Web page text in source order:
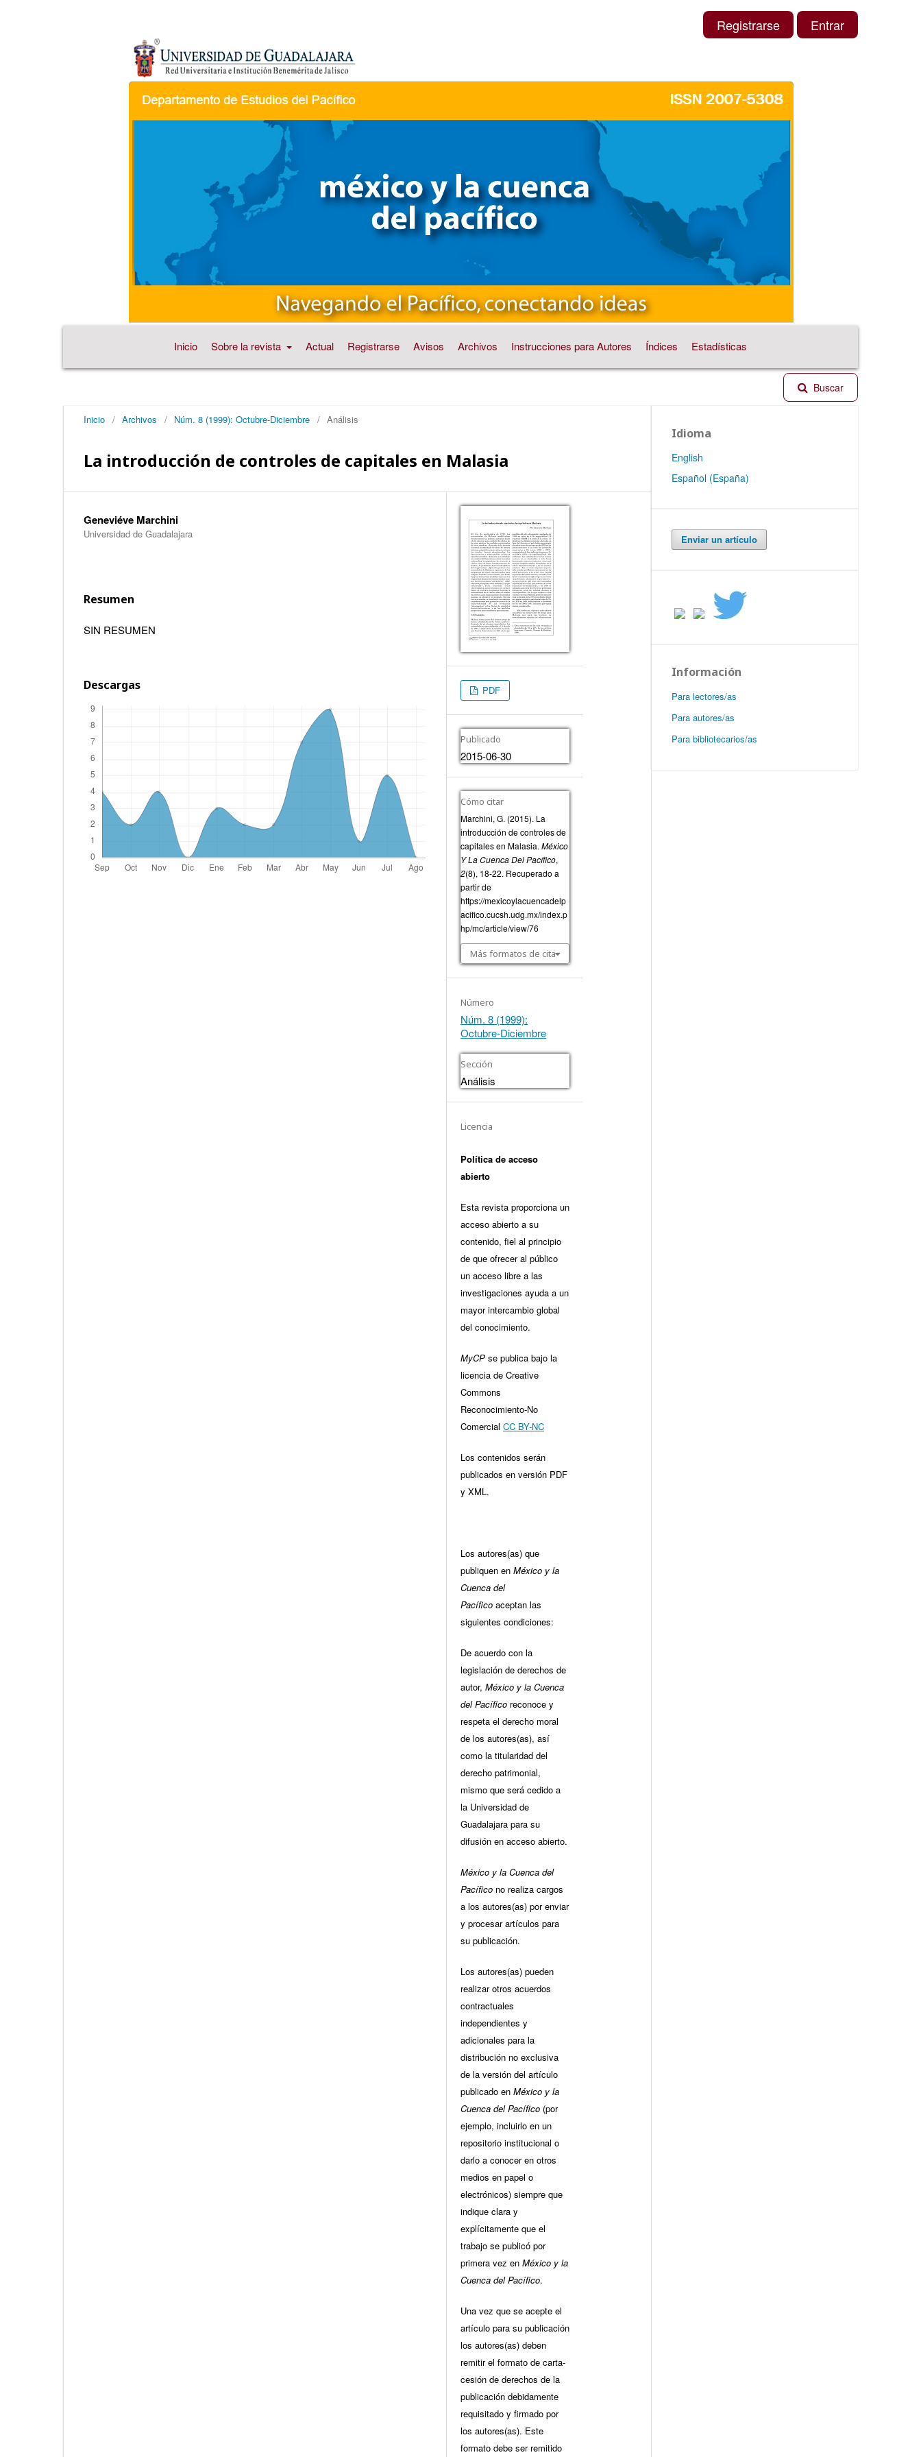
Inicio Sobre la revista Actual Registrarse Avisos Archivos Instrucciones para Autores Índices Estadísticas
Buscar
Registrarse Entrar
Inicio / Archivos / Núm. 8 (1999): Octubre-Diciembre / Análisis
La introducción de controles de capitales en Malasia
Geneviéve Marchini
Universidad de Guadalajara
Resumen
SIN RESUMEN
Descargas PDF
Publicado
2015-06-30
Cómo citar
Marchini, G. (2015). La
introducción de controles de
capitales en Malasia. México
Y La Cuenca Del Pacífico,
2(8), 18-22. Recuperado a
partir de
https://mexicoylacuencadelp
acifico.cucsh.udg.mx/index.p
hp/mc/article/view/76
Más formatos de cita
Número
Núm. 8 (1999):
Octubre-Diciembre
Sección
Análisis
Licencia
Política de acceso
abierto
Esta revista proporciona un
acceso abierto a su
contenido, fiel al principio
de que ofrecer al público
un acceso libre a las
investigaciones ayuda a un
mayor intercambio global
del conocimiento.
MyCP se publica bajo la
licencia de Creative
Commons
Reconocimiento-No
Comercial CC BY-NC
Los contenidos serán
publicados en versión PDF
y XML.
Los autores(as) que
publiquen en México y la
Cuenca del
Pacífico aceptan las
siguientes condiciones:
De acuerdo con la
legislación de derechos de
autor, México y la Cuenca
del Pacífico reconoce y
respeta el derecho moral
de los autores(as), así
como la titularidad del
derecho patrimonial,
mismo que será cedido a
la Universidad de
Guadalajara para su
difusión en acceso abierto.
México y la Cuenca del
Pacífico no realiza cargos
a los autores(as) por enviar
y procesar artículos para
su publicación.
Los autores(as) pueden
realizar otros acuerdos
contractuales
independientes y
adicionales para la
distribución no exclusiva
de la versión del artículo
publicado en México y la
Cuenca del Pacífico (por
ejemplo, incluirlo en un
repositorio institucional o
darlo a conocer en otros
medios en papel o
electrónicos) siempre que
indique clara y
explícitamente que el
trabajo se publicó por
primera vez en México y la
Cuenca del Pacífico.
Una vez que se acepte el
artículo para su publicación
los autores(as) deben
remitir el formato de carta-
cesión de derechos de la
publicación debidamente
requisitado y firmado por
los autores(as). Este
formato debe ser remitido
Idioma
English
Español (España)
Enviar un artículo
Información
Para lectores/as
Para autores/as
Para bibliotecarios/as